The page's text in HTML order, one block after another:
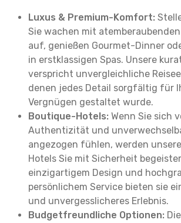
Luxus & Premium-Komfort:
Sie wachen mit
auf, genießen Gourmet-Dinner
in erstklassigen Spas. Unsere
verspricht unvergleichliche
denen jedes Detail sorgfältig für
Vergnügen gestaltet wurde.
Boutique-Hotels: Wenn Sie sich
Authentizität und
angezogen fühlen, werden
Hotels Sie mit Sicherheit
einzigartigem Design und
persönlichem Service bieten sie
und unvergesslicheres Erlebnis.
Budgetfreundliche Optionen: